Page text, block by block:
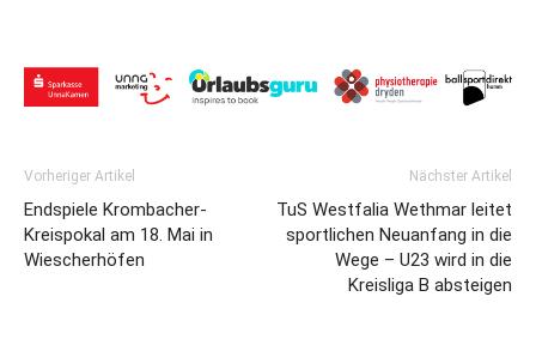
Vorheriger Artikel
Endspiele Krombacher-
Kreispokal am 18. Mai in
Wiescherhöfen
Nächster Artikel
TuS Westfalia Wethmar leitet
sportlichen Neuanfang in die
Wege – U23 wird in die
Kreisliga B absteigen